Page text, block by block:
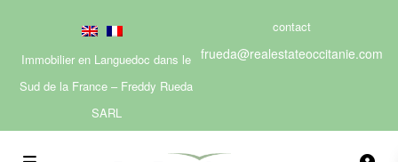
Immobilier en Languedoc dans le
Sud de la France – Freddy Rueda
SARL
contact
frueda@realestateoccitanie.com